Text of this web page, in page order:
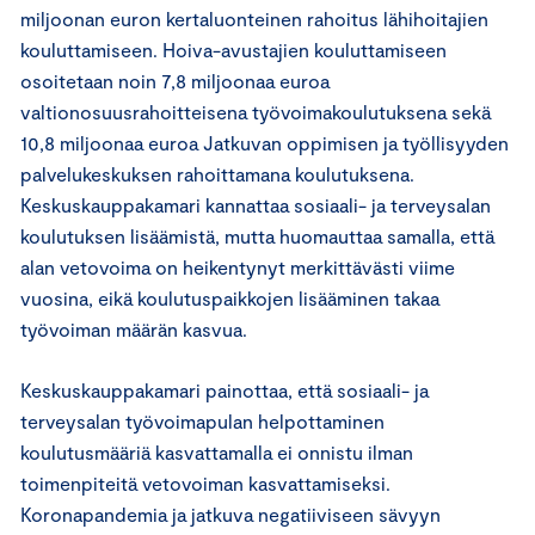
miljoonan euron kertaluonteinen rahoitus lähihoitajien
kouluttamiseen. Hoiva-avustajien kouluttamiseen
osoitetaan noin 7,8 miljoonaa euroa
valtionosuusrahoitteisena työvoimakoulutuksena sekä
10,8 miljoonaa euroa Jatkuvan oppimisen ja työllisyyden
palvelukeskuksen rahoittamana koulutuksena.
Keskuskauppakamari kannattaa sosiaali- ja terveysalan
koulutuksen lisäämistä, mutta huomauttaa samalla, että
alan vetovoima on heikentynyt merkittävästi viime
vuosina, eikä koulutuspaikkojen lisääminen takaa
työvoiman määrän kasvua.
Keskuskauppakamari painottaa, että sosiaali- ja
terveysalan työvoimapulan helpottaminen
koulutusmääriä kasvattamalla ei onnistu ilman
toimenpiteitä vetovoiman kasvattamiseksi.
Koronapandemia ja jatkuva negatiiviseen sävyyn